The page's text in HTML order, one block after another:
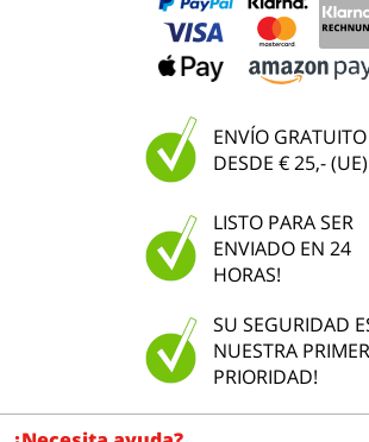
ENVÍO GRATUITO
DESDE € 25,-
LISTO PARA SER
ENVIADO EN 24
HORAS!
SU SEGURIDAD
NUESTRA
PRIORIDAD!